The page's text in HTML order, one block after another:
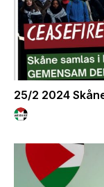
25/2 2024